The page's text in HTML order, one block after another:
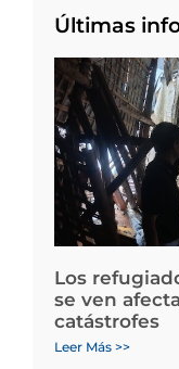
Últimas
Los
se ven
catástrofes
Leer Más >>